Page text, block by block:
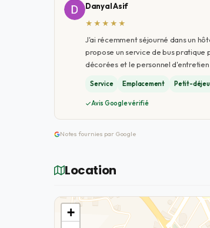
Danyal Asif
★★★★★
J'ai récemment séjourné dans un
propose un service de bus pratique
décorées et le personnel
Service Emplacement Petit-
Avis Google vérifié
Notes fournies par Google
Location
+